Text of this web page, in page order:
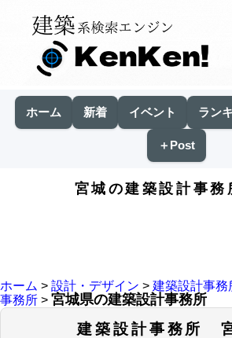
ホーム 新着 イベント ラン
＋Post
宮城の建築設計事務
ホーム > 設計・デザイン > 建築設計事務
事務所 > 宮城県の建築設計事務所
建築設計事務所